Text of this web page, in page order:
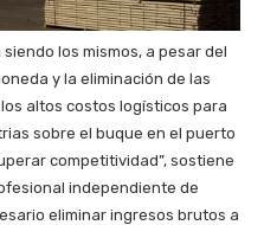
los mismos, a pesar del
y la eliminación de las
altos costos logísticos para
sobre el buque en el puerto
competitividad”, sostiene
independiente de
eliminar ingresos brutos a